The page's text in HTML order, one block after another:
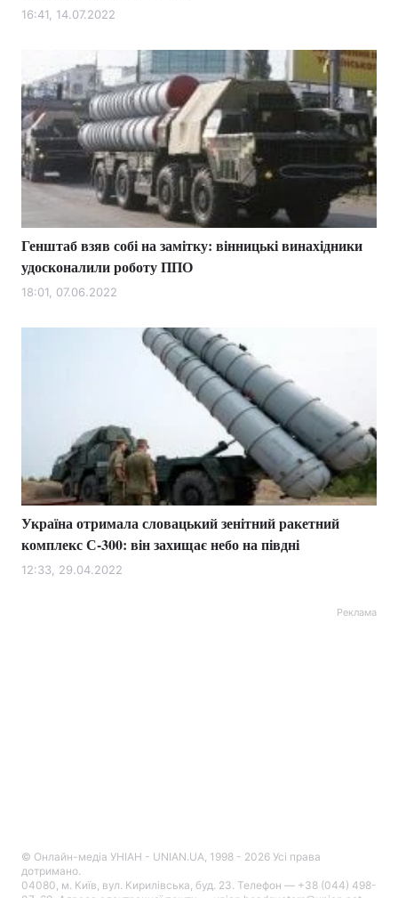
16:41, 14.07.2022
Генштаб взяв собі на замітку: вінницькі винахідники
удосконалили роботу ППО
18:01, 07.06.2022
Україна отримала словацький зенітний ракетний
комплекс С-300: він захищає небо на півдні
12:33, 29.04.2022
Реклама
© Онлайн-медіа УНІАН - UNIAN.UA, 1998 - 2026 Усі права
дотримано.
04080, м. Київ, вул. Кирилівська, буд. 23. Телефон — +38 (044) 498-